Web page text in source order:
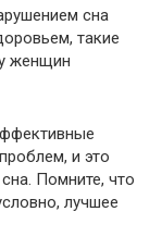
сна
такие
женщин
и это
Помните, что
лучшее